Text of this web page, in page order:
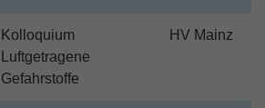
Kolloquium
Luftgetragene
Gefahrstoffe
HV Mainz